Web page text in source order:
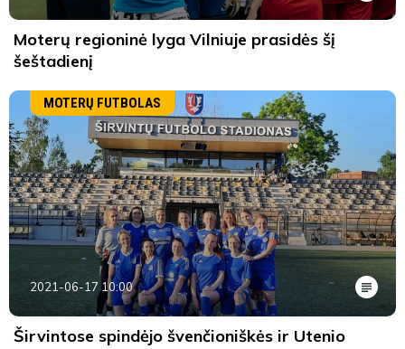
Moterų regioninė lyga Vilniuje prasidės šį
šeštadienį
MOTERŲ FUTBOLAS
2021-06-17 10:00
Širvintose spindėjo švenčioniškės ir Utenio